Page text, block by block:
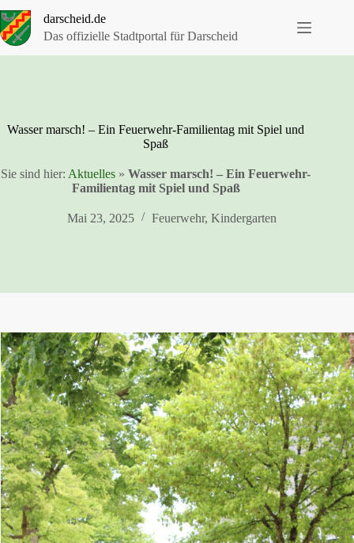
Inhalt
springen
darscheid.de
Das offizielle Stadtportal für Darscheid
Wasser marsch! – Ein Feuerwehr-Familientag mit Spiel und
Spaß
Sie sind hier: Aktuelles »Wasser marsch! – Ein Feuerwehr-
Familientag mit Spiel und Spaß
Mai 23, 2025 Feuerwehr, Kindergarten